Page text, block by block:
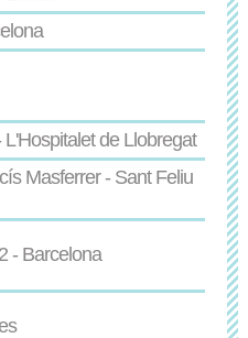
de Llobregat
Masferrer - Sant Feliu
- Barcelona